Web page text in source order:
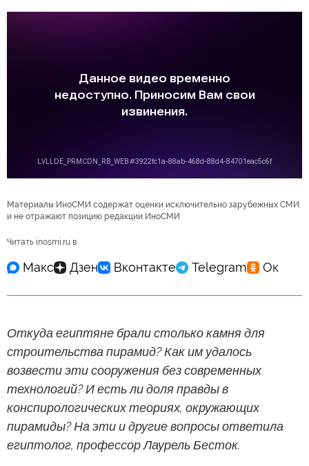
Материалы ИноСМИ содержат оценки исключительно зарубежных СМИ
и не отражают позицию редакции ИноСМИ
Читать inosmi.ru в
Откуда египтяне брали столько камня для
строительства пирамид? Как им удалось
возвести эти сооружения без современных
технологий? И есть ли доля правды в
конспирологических теориях, окружающих
пирамиды? На эти и другие вопросы ответила
египтолог, профессор Лаурель Бесток.